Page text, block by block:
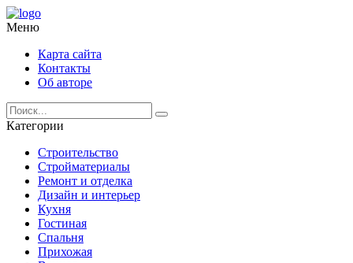
Меню
Карта сайта
Контакты
Об авторе
Категории
Строительство
Стройматериалы
Ремонт и отделка
Дизайн и интерьер
Кухня
Гостиная
Спальня
Прихожая